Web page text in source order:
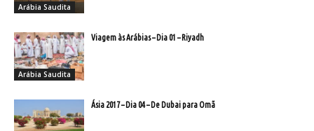
Arábia Saudita
Arábia Saudita
Viagem às Arábias – Dia 01 – Riyadh
Ásia 2017 – Dia 04 – De Dubai para Omã